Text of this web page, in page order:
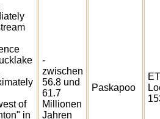
of
in
-
zwischen
56.8 und
61.7
Millionen
Jahren
Paskapoo